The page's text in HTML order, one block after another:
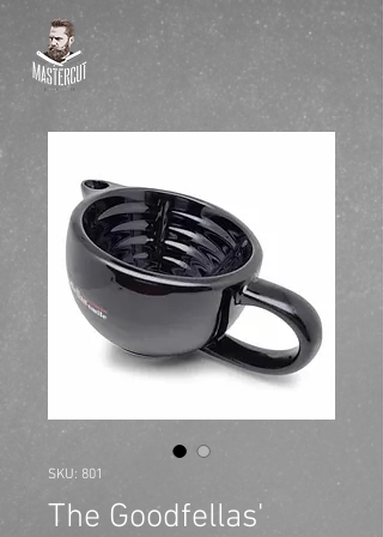
SKU: 801
The Goodfellas'